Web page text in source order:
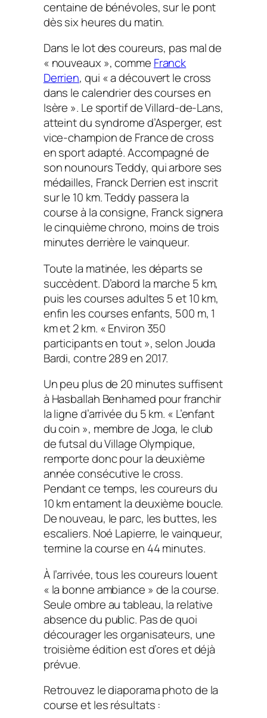
centaine de bénévoles, sur le pont
dès six heures du matin.
Dans le lot des coureurs, pas mal de
« nouveaux », comme Franck
Derrien, qui « a découvert le cross
dans le calendrier des courses en
Isère ». Le sportif de Villard-de-Lans,
atteint du syndrome d’Asperger, est
vice-champion de France de cross
en sport adapté. Accompagné de
son nounours Teddy, qui arbore ses
médailles, Franck Derrien est inscrit
sur le 10 km. Teddy passera la
course à la consigne, Franck signera
le cinquième chrono, moins de trois
minutes derrière le vainqueur.
Toute la matinée, les départs se
succèdent. D’abord la marche 5 km,
puis les courses adultes 5 et 10 km,
enfin les courses enfants, 500 m, 1
km et 2 km. « Environ 350
participants en tout », selon Jouda
Bardi, contre 289 en 2017.
Un peu plus de 20 minutes suffisent
à Hasballah Benhamed pour franchir
la ligne d’arrivée du 5 km. « L’enfant
du coin », membre de Joga, le club
de futsal du Village Olympique,
remporte donc pour la deuxième
année consécutive le cross.
Pendant ce temps, les coureurs du
10 km entament la deuxième boucle.
De nouveau, le parc, les buttes, les
escaliers. Noé Lapierre, le vainqueur,
termine la course en 44 minutes.
À l’arrivée, tous les coureurs louent
« la bonne ambiance » de la course.
Seule ombre au tableau, la relative
absence du public. Pas de quoi
décourager les organisateurs, une
troisième édition est d’ores et déjà
prévue.
Retrouvez le diaporama photo de la
course et les résultats :